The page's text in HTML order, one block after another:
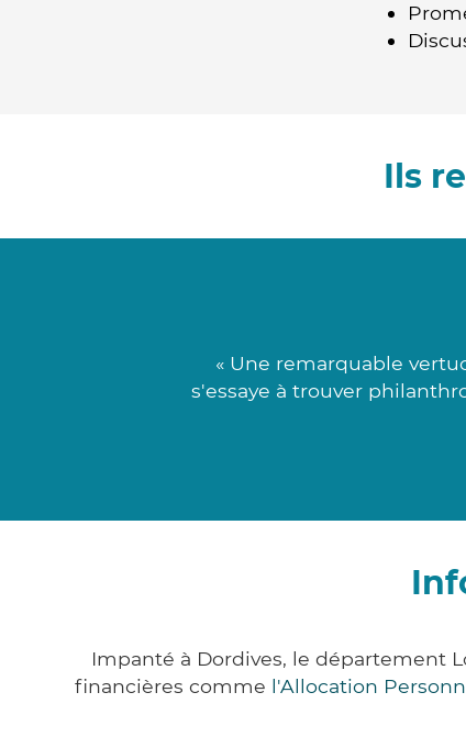
Ils
« Une remarquable
s'essaye à trouver
Impanté à Dordives, le département
financières comme l'Allocation